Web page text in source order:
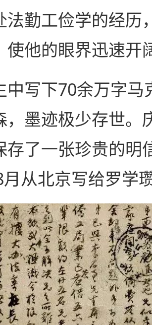
法勤工俭学的经历
使他的眼界迅速开
写下70余万字马
，墨迹极少存世。
存了一张珍贵的明
从北京写给罗学